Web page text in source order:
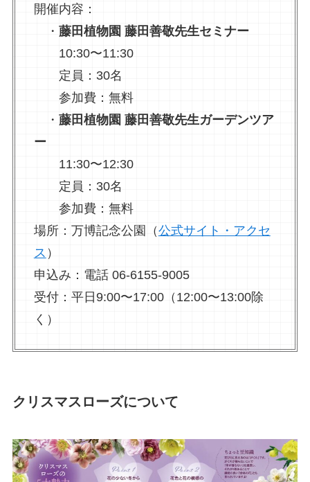
開催内容：
・ 藤田植物園 藤田善敬先生セミナー
10:30〜11:30
定員：30名
参加費：無料
・ 藤田植物園 藤田善敬先生ガーデンツア
ー
11:30〜12:30
定員：30名
参加費：無料
場所：万博記念公園（公式サイト・アクセ
ス ）
申込み：電話 06-6155-9005
受付：平日9:00〜17:00（12:00〜13:00除
く）
クリスマスローズについて